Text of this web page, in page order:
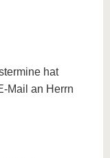
hat
Mail an Herrn